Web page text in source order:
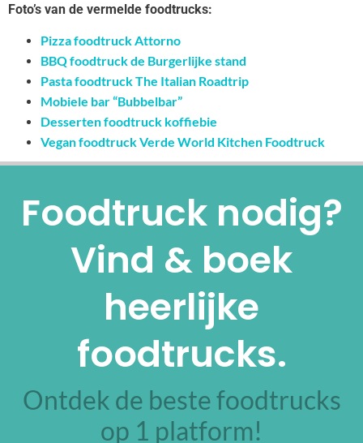
Foto’s van de vermelde foodtrucks:
Pizza foodtruck Attorno
BBQ foodtruck de Burgerlijke stand
Pasta foodtruck The Italian Roadtrip
Mobiele bar “Bubbelbar”
Desserten foodtruck koffiebie
Vegan foodtruck Verde World Kitchen Foodtruck
Foodtruck nodig?
Vind & boek
heerlijke
foodtrucks.
Ontdek de beste foodtrucks
op 1 platform!